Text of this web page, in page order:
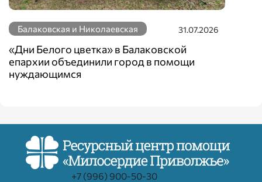
Балаковская и Николаевская 31.07.2026
«Дни Белого цветка» в Балаковской
епархии объединили город в помощи
нуждающимся
+7 (996) 900-50-30